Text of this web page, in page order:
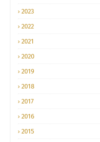
2023
2022
2021
2020
2019
2018
2017
2016
2015